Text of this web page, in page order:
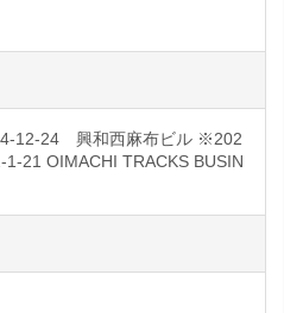
4-12-24 興和西麻布ビル ※202
21 OIMACHI TRACKS BUSIN